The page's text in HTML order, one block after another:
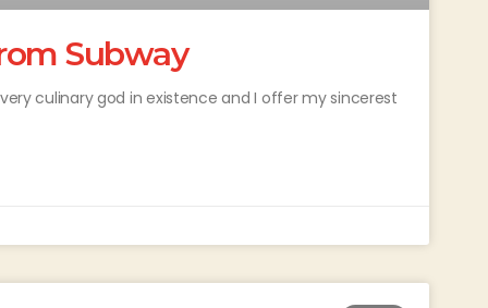
Subway
culinary god in existence and I offer my sincerest